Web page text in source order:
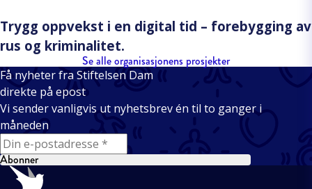
Trygg oppvekst i en digital tid – forebygging av
rus og kriminalitet.
Se alle organisasjonens prosjekter
Få nyheter fra Stiftelsen Dam
direkte på epost
Vi sender vanligvis ut nyhetsbrev én til to ganger i
måneden
E-mail
Abonner
Bunntekst